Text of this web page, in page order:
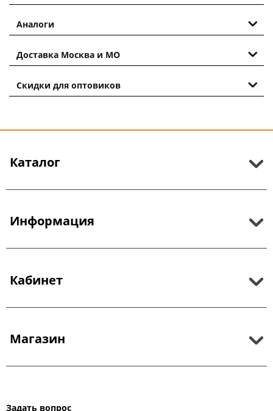
Аналоги
Доставка Москва и МО
Скидки для оптовиков
Каталог
Информация
Кабинет
Магазин
Задать вопрос